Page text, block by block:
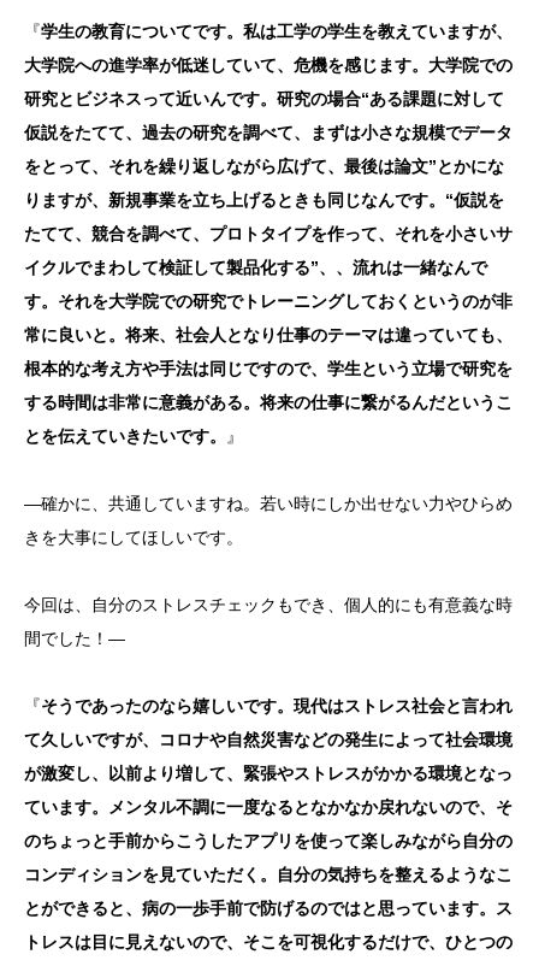
『学生の教育についてです。私は工学の学生を教えていますが、
大学院への進学率が低迷していて、危機を感じます。大学院での
研究とビジネスって近いんです。研究の場合“ある課題に対して
仮説をたてて、過去の研究を調べて、まずは小さな規模でデータ
をとって、それを繰り返しながら広げて、最後は論文”とかにな
りますが、新規事業を立ち上げるときも同じなんです。“仮説を
たてて、競合を調べて、プロトタイプを作って、それを小さいサ
イクルでまわして検証して製品化する”、、流れは一緒なんで
す。それを大学院での研究でトレーニングしておくというのが非
常に良いと。将来、社会人となり仕事のテーマは違っていても、
根本的な考え方や手法は同じですので、学生という立場で研究を
する時間は非常に意義がある。将来の仕事に繋がるんだというこ
とを伝えていきたいです。
』
―確かに、共通していますね。若い時にしか出せない力やひらめ
きを大事にしてほしいです。
今回は、自分のストレスチェックもでき、個人的にも有意義な時
間でした！―
『そうであったのなら嬉しいです。現代はストレス社会と言われ
て久しいですが、コロナや自然災害などの発生によって社会環境
が激変し、以前より増して、緊張やストレスがかかる環境となっ
ています。メンタル不調に一度なるとなかなか戻れないので、そ
のちょっと手前からこうしたアプリを使って楽しみながら自分の
コンディションを見ていただく。自分の気持ちを整えるようなこ
とができると、病の一歩手前で防げるのではと思っています。ス
トレスは目に見えないので、そこを可視化するだけで、ひとつの